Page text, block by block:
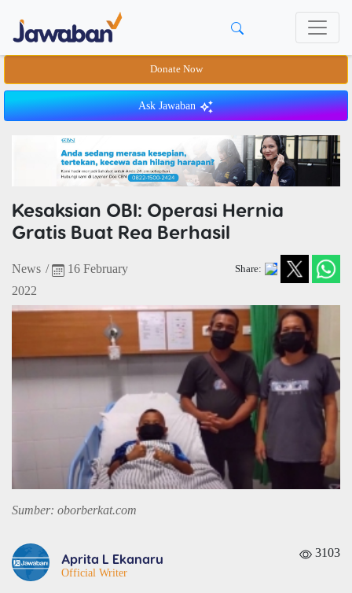
Donate Now
Ask Jawaban
Kesaksian OBI: Operasi Hernia
Gratis Buat Rea Berhasil
News /
16 February
2022
Share:
Sumber: oborberkat.com
Aprita L Ekanaru
Official Writer
3103